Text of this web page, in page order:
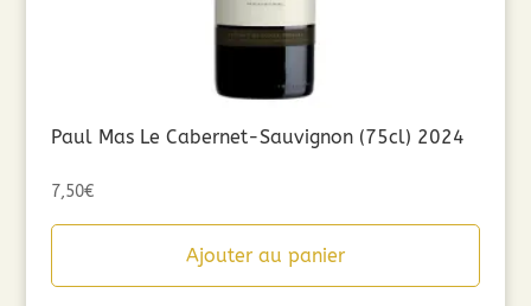
Paul Mas Le Cabernet-Sauvignon (75cl) 2024
7,50€
Ajouter au panier